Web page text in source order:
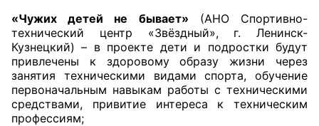
«Чужих детей не бывает» (АНО Спортивно-
технический центр «Звёздный», г. Ленинск-
Кузнецкий) – в проекте дети и подростки будут
привлечены к здоровому образу жизни через
занятия техническими видами спорта, обучение
первоначальным навыкам работы с техническими
средствами, привитие интереса к техническим
профессиям;